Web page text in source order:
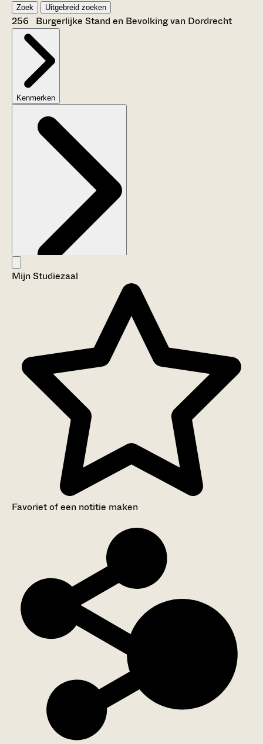
Zoek Uitgebreid zoeken
256 Burgerlijke Stand en Bevolking van Dordrecht
Kenmerken
Aanwijzingen voor de gebruiker
Mijn Studiezaal
Favoriet of een notitie maken